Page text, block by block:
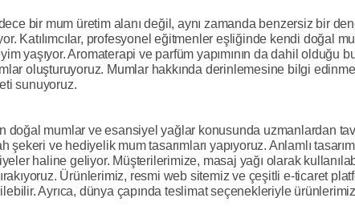
bir mum üretim alanı değil, aynı zamanda benzersiz bir
Katılımcılar, profesyonel eğitmenler eşliğinde kendi doğal
yaşıyor. Aromaterapi ve parfüm yapımının da dahil olduğu
oluşturuyoruz. Mumlar hakkında derinlemesine bilgi
sunuyoruz.
doğal mumlar ve esansiyel yağlar konusunda uzmanlardan
ve hediyelik mum tasarımları yapıyoruz. Anlamlı
haline geliyor. Müşterilerimize, masaj yağı olarak
Ürünlerimiz, resmi web sitemiz ve çeşitli e-ticaret
Ayrıca, dünya çapında teslimat seçenekleriyle